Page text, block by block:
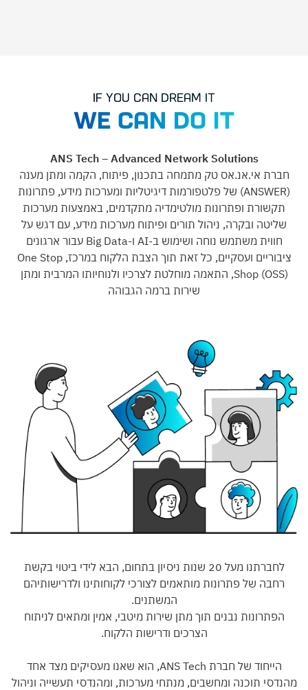
If you can dream it
WE can do it
ANS Tech – Advanced Network Solutions
אי.אנ.אס טק מתמחה בתכנון, פיתוח, הקמה ומתן מענה
(ANSWER) של פלטפורמות דיגיטליות ומערכות מידע, פתרונות
ופתרונות מולטימדיה מתקדמים, באמצעות מערכות
ובקרה, ניהול תורים ופיתוח מערכות מידע, עם דגש על
חווית משתמש נוחה ושימוש ב-AI ו-Big Data עבור ארגונים
ציבוריים ועסקיים, כל זאת תוך הצבת הלקוח במרכז, One Stop
Shop (OSS), התאמה מוחלטת לצרכיו ולנוחיותו המרבית ומתן
שירות ברמה הגבוהה
לחברתנו מעל 20 שנות ניסיון בתחום, הבא לידי ביטוי בקשת
של פתרונות מותאמים לצורכי לקוחותינו ולדרישותיהם
המשתנים.
נבנים תוך מתן שירות מיטבי, אמין ומתאים לניתוח
הצרכים ודרישות הלקוח.
הייחוד של חברת ANS Tech, הוא שאנו מעסיקים מצד אחד
תוכנה ומחשבים, מנתחי מערכות, ומהנדסי תעשייה וניהול